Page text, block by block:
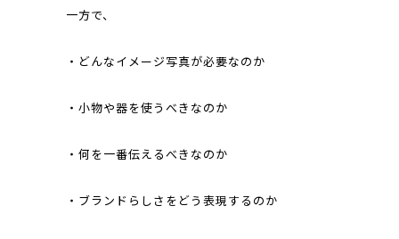
一方で、
・どんなイメージ写真が必要なのか
・小物や器を使うべきなのか
・何を一番伝えるべきなのか
・ブランドらしさをどう表現するのか